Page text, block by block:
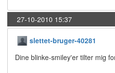
27-10-2010 15:37
slettet-bruger-40281
Dine blinke-smiley'er tilter mig